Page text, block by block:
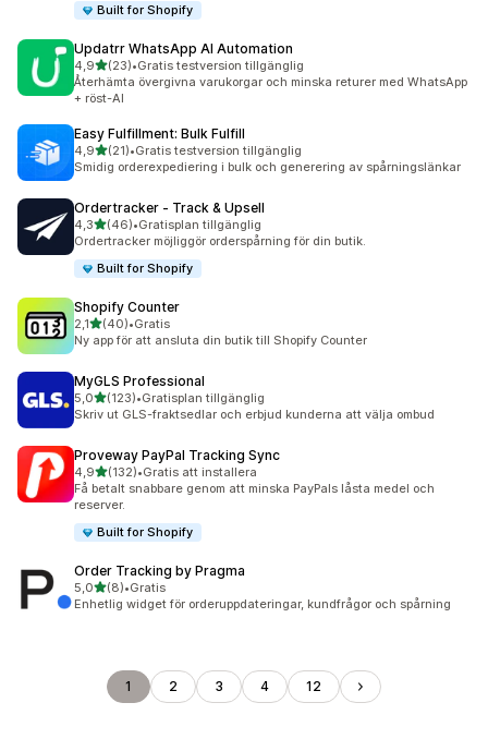
Built for Shopify
Updatrr WhatsApp AI Automation
4,9av 5 stjärnor
(23)
23 recensioner totalt
•Gratis testversion tillgänglig
Återhämta övergivna varukorgar och minska returer med WhatsApp
+ röst-AI
Easy Fulfillment: Bulk Fulfill
4,9av 5 stjärnor
(21)
21 recensioner totalt
•Gratis testversion tillgänglig
Smidig orderexpediering i bulk och generering av spårningslänkar
Ordertracker ‑ Track & Upsell
4,3av 5 stjärnor
(46)
46 recensioner totalt
•Gratisplan tillgänglig
Ordertracker möjliggör orderspårning för din butik.
Built for Shopify
Shopify Counter
2,1av 5 stjärnor
(40)
40 recensioner totalt
•Gratis
Ny app för att ansluta din butik till Shopify Counter
MyGLS Professional
5,0av 5 stjärnor
(123)
123 recensioner totalt
•Gratisplan tillgänglig
Skriv ut GLS-fraktsedlar och erbjud kunderna att välja ombud
Proveway PayPal Tracking Sync
4,9av 5 stjärnor
(132)
132 recensioner totalt
•Gratis att installera
Få betalt snabbare genom att minska PayPals låsta medel och
reserver.
Built for Shopify
Order Tracking by Pragma
5,0av 5 stjärnor
(8)
8 recensioner totalt
•Gratis
Enhetlig widget för orderuppdateringar, kundfrågor och spårning
1 2 3 4 12